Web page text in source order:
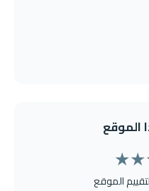
الموقع
★
★
الموقع